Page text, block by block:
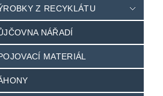
Z RECYKLÁTU
NÁŘADÍ
MATERIÁL